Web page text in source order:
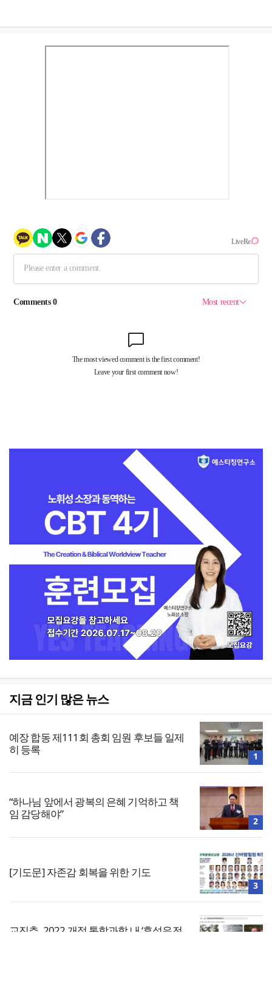
지금 인기 많은 뉴스
예장 합동 제111회 총회 임원 후보들 일제
히 등록
1
“하나님 앞에서 광복의 은혜 기억하고 책
임 감당해야”
2
[기도문] 자존감 회복을 위한 기도
3
교진추, 2022 개정 통합과학 내 ‘후성유전